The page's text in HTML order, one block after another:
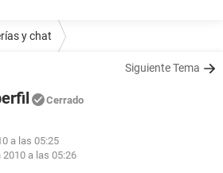
y chat
Siguiente Tema
Cerrado
a las 05:25
2010 a las 05:26